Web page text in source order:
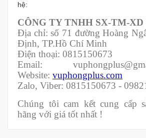
hệ:
CÔNG TY TNHH SX-TM-XD
Địa chỉ: số 71 đường Hoàng
Định, TP.Hồ Chí Minh
Điện thoại: 0815150673
Email:
Website: vuphongplus.com
Zalo, Viber: 0815150673 -
Chúng tôi cam kết cung cấp
hãng với giá tốt nhất !